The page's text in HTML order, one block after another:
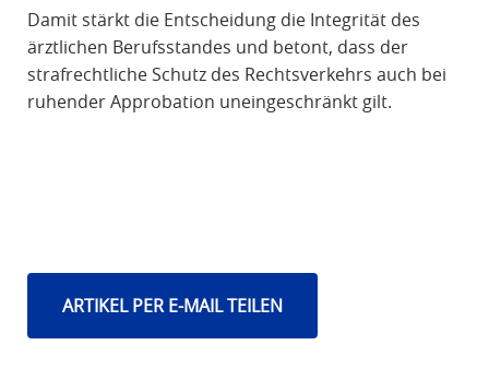
Damit stärkt die Entscheidung die Integrität des
ärztlichen Berufsstandes und betont, dass der
strafrechtliche Schutz des Rechtsverkehrs auch bei
ruhender Approbation uneingeschränkt gilt.
ARTIKEL PER E-MAIL TEILEN